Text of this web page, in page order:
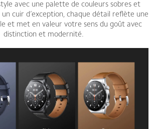
avec une palette de couleurs sobres et
un cuir d’exception, chaque détail reflète une
et met en valeur votre sens du goût avec
distinction et modernité.